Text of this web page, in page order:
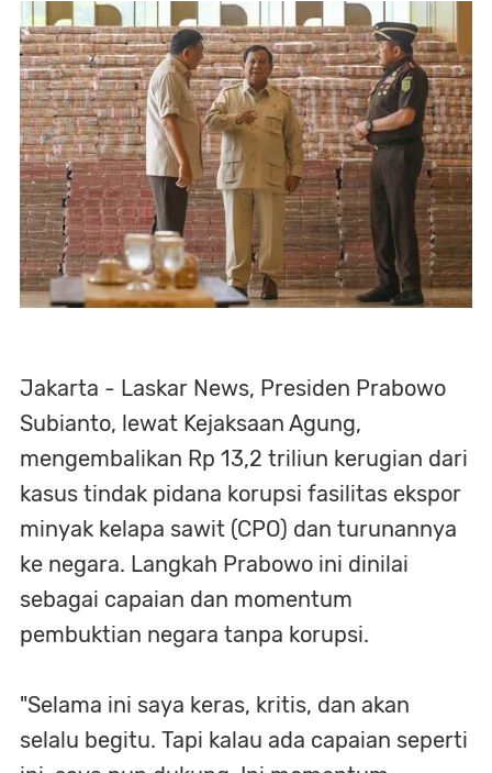
Jakarta - Laskar News, Presiden Prabowo
Subianto, lewat Kejaksaan Agung,
mengembalikan Rp 13,2 triliun kerugian dari
kasus tindak pidana korupsi fasilitas ekspor
minyak kelapa sawit (CPO) dan turunannya
ke negara. Langkah Prabowo ini dinilai
sebagai capaian dan momentum
pembuktian negara tanpa korupsi.
"Selama ini saya keras, kritis, dan akan
selalu begitu. Tapi kalau ada capaian seperti